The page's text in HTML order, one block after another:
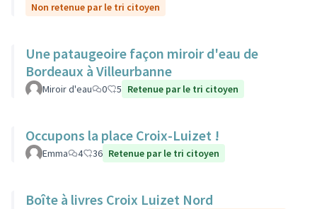
Non retenue par le tri citoyen
Une pataugeoire façon miroir d'eau de
Bordeaux à Villeurbanne
Miroir d'eau 0 5 Retenue par le tri citoyen
Occupons la place Croix-Luizet !
Emma 4 36 Retenue par le tri citoyen
Boîte à livres Croix Luizet Nord